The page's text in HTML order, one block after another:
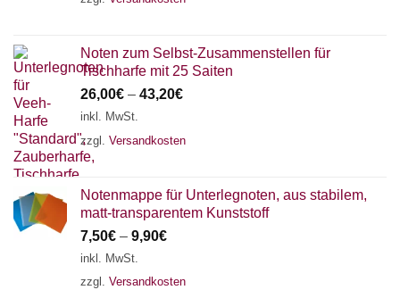
Noten zum Selbst-Zusammenstellen für
Tischharfe mit 25 Saiten
26,00€ – 43,20€
inkl. MwSt.
zzgl. Versandkosten
Notenmappe für Unterlegnoten, aus stabilem,
matt-transparentem Kunststoff
7,50€ – 9,90€
inkl. MwSt.
zzgl. Versandkosten